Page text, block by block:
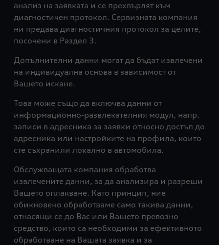
анализ на заявката и се прехвърлят към
диагностичен протокол. Сервизната компания
ни предава диагностичния протокол за целите,
посочени в Раздел 3.
Допълнителни данни могат да бъдат извлечени
на индивидуална основа в зависимост от
Вашето искане.
Това може също да включва данни от
информационно-развлекателния модул, напр.
записи в адресника за заявки относно достъп до
адресника или настройките на профила, които
сте съхранили локално в автомобила.
Обслужващата компания обработва
извлечените данни, за да анализира и разреши
Вашето оплакване. Като принцип, ние
обикновено обработваме само такива данни,
отнасящи се до Вас или Вашето превозно
средство, които са необходими за ефективното
обработване на Вашата заявка и за